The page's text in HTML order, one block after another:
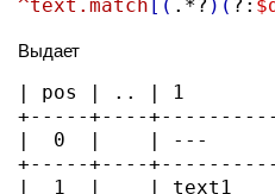
^text.match [( .*? )( ?:
Выдает
| pos | .. | 1
+-----+----
|  0  |    | ---
+-----+----
|  1  |    | text1